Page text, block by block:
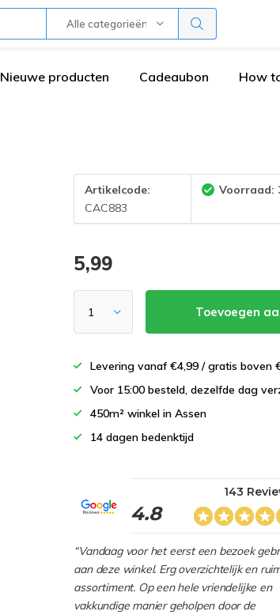
Alle categorieën
Nieuwe producten Cadeaubon How
Artikelcode:
CAC883
Voorraad:
5,99
Toevoegen
Levering vanaf €4,99 / gratis boven
Voor 15:00 besteld, dezelfde dag
450m² winkel in Assen
14 dagen bedenktijd
4.8
143
“Vandaag voor het eerst een bezoek
aan deze winkel. Erg overzichtelijk en
assortiment. Op een hele vriendelijke en
vakkundige manier geholpen door de